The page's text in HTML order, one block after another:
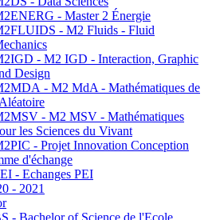
- Master 2 Énergie
- M2 Fluids - Fluid
- M2 IGD - Interaction, Graphic
Design
- M2 MdA - Mathématiques de
- M2 MSV - Mathématiques
les Sciences du Vivant
- Projet Innovation Conception
d'échange
- Echanges PEI
- 2021
- Bachelor of Science de l'Ecole